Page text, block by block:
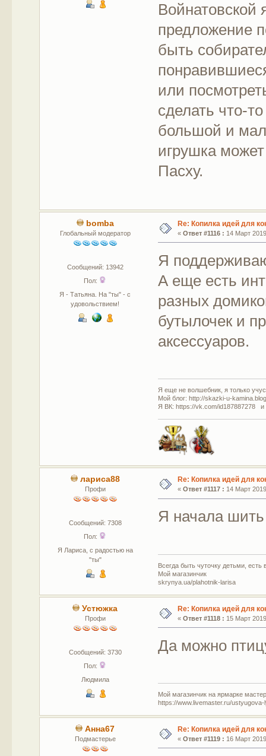
Войнатовской
предложение
быть
или
сделать что-
большой и
игрушка
Пасху.
bomba
Глобальный модератор
Сообщений: 13942
Пол:
Я - Татьяна. На "ты" - с
удовольствием!
Re: Копилка идей для
« Ответ #1116 : 14 Март
Я
А еще есть
разных
бутылочек и
аксессуаров.
Я еще не волшебник, я только
Мой блог: http://skazki-u-
Я ВК: https://vk.com/id187887278 и
лариса88
Профи
Сообщений: 7308
Пол:
Я Лариса, с радостью на
"ты"
Re: Копилка идей для
« Ответ #1117 : 14 Март
Я начала шить
Всегда быть чуточку детьми,
Мой магазинчик
skrynya.ua/plahotnik-larisa
Устюжка
Профи
Сообщений: 3730
Пол:
Людмила
Re: Копилка идей для
« Ответ #1118 : 15 Март
Да можно
Мой магазинчик на ярмарке
https://www.livemaster.ru/ustyugova-
Анна67
Подмастерье
Re: Копилка идей для
« Ответ #1119 : 16 Март